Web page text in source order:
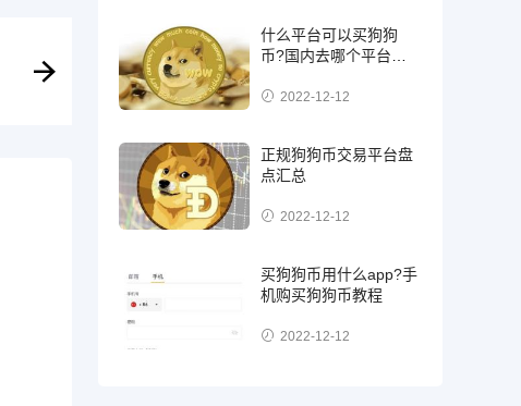
什么平台可以买狗狗
币?国内去哪个平台买
2022-12-12
正规狗狗币交易平台盘
点汇总
2022-12-12
买狗狗币用什么app?手
机购买狗狗币教程
2022-12-12